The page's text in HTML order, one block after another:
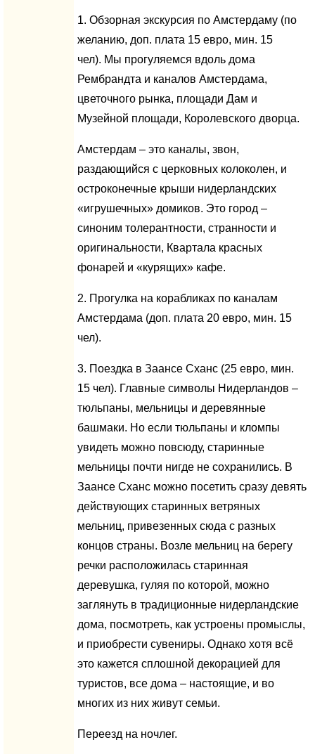
1. Обзорная экскурсия по Амстердаму (по
желанию, доп. плата 15 евро, мин. 15
чел). Мы прогуляемся вдоль дома
Рембрандта и каналов Амстердама,
цветочного рынка, площади Дам и
Музейной площади, Королевского дворца.
Амстердам – это каналы, звон,
раздающийся с церковных колоколен, и
остроконечные крыши нидерландских
«игрушечных» домиков. Это город –
синоним толерантности, странности и
оригинальности, Квартала красных
фонарей и «курящих» кафе.
2. Прогулка на корабликах по каналам
Амстердама (доп. плата 20 евро, мин. 15
чел).
3. Поездка в Заансе Сханс (25 евро, мин.
15 чел). Главные символы Нидерландов –
тюльпаны, мельницы и деревянные
башмаки. Но если тюльпаны и кломпы
увидеть можно повсюду, старинные
мельницы почти нигде не сохранились. В
Заансе Сханс можно посетить сразу девять
действующих старинных ветряных
мельниц, привезенных сюда с разных
концов страны. Возле мельниц на берегу
речки расположилась старинная
деревушка, гуляя по которой, можно
заглянуть в традиционные нидерландские
дома, посмотреть, как устроены промыслы,
и приобрести сувениры. Однако хотя всё
это кажется сплошной декорацией для
туристов, все дома – настоящие, и во
многих из них живут семьи.
Переезд на ночлег.